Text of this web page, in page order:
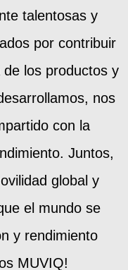
talentosas y
por contribuir
los productos y
nos
con la
Juntos,
global y
el mundo se
y rendimiento
MUVIQ!